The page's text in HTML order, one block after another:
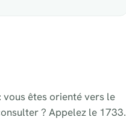
: vous êtes orienté vers le
? Appelez le 1733.